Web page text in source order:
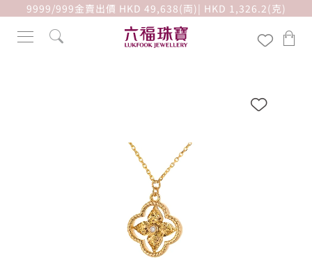
9999/999金賣出價 HKD 49,638(両)| HKD 1,326.2(克)